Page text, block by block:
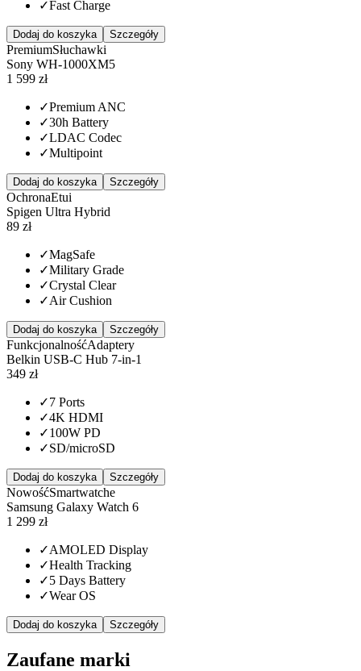
✓Fast Charge
Dodaj do koszyka Szczegóły
PremiumSłuchawki
Sony WH-1000XM5
1 599 zł
✓Premium ANC
✓30h Battery
✓LDAC Codec
✓Multipoint
Dodaj do koszyka Szczegóły
OchronaEtui
Spigen Ultra Hybrid
89 zł
✓MagSafe
✓Military Grade
✓Crystal Clear
✓Air Cushion
Dodaj do koszyka Szczegóły
FunkcjonalnośćAdaptery
Belkin USB-C Hub 7-in-1
349 zł
✓7 Ports
✓4K HDMI
✓100W PD
✓SD/microSD
Dodaj do koszyka Szczegóły
NowośćSmartwatche
Samsung Galaxy Watch 6
1 299 zł
✓AMOLED Display
✓Health Tracking
✓5 Days Battery
✓Wear OS
Dodaj do koszyka Szczegóły
Zaufane marki